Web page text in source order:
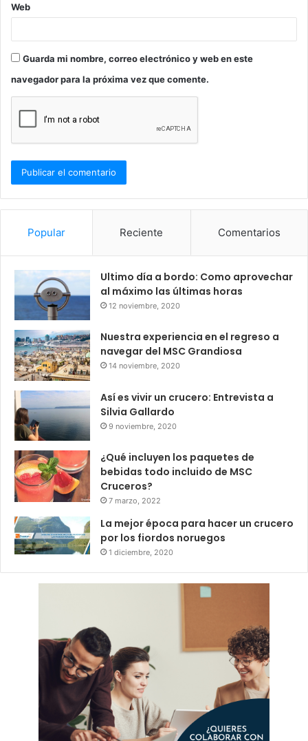
Web
Guarda mi nombre, correo electrónico y web en este
navegador para la próxima vez que comente.
Popular Reciente Comentarios
Ultimo día a bordo: Como aprovechar
al máximo las últimas horas
12 noviembre, 2020
Nuestra experiencia en el regreso a
navegar del MSC Grandiosa
14 noviembre, 2020
Así es vivir un crucero: Entrevista a
Silvia Gallardo
9 noviembre, 2020
¿Qué incluyen los paquetes de
bebidas todo incluido de MSC
Cruceros?
7 marzo, 2022
La mejor época para hacer un crucero
por los fiordos noruegos
1 diciembre, 2020